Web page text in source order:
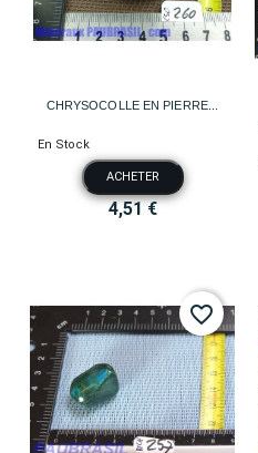
CHRYSOCOLLE EN PIERRE...
En Stock
ACHETER
4,51 €
favorite_border